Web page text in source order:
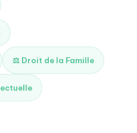
⚖️ Droit de la Famille